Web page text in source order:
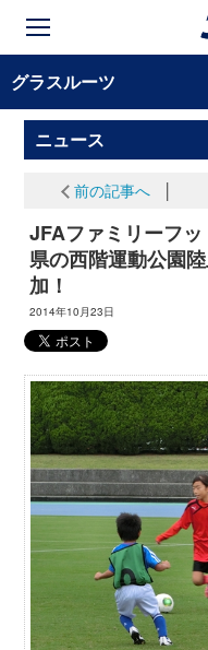
グラスルーツ
ニュース
前の記事へ
JFAファミリーフ
県の西階運動公園
加！
2014年10月23日